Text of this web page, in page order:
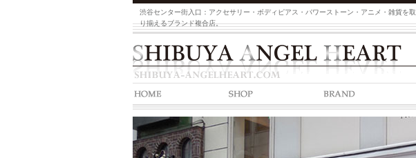
渋谷センター街入口：アクセサリー・ボディピアス・パワーストーン・アニメ・雑貨を取
り揃えるブランド複合店。